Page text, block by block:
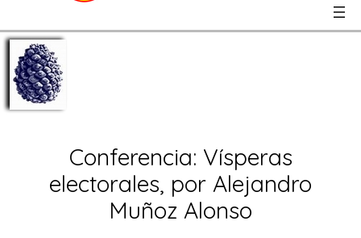
Conferencia: Vísperas
electorales, por Alejandro
Muñoz Alonso